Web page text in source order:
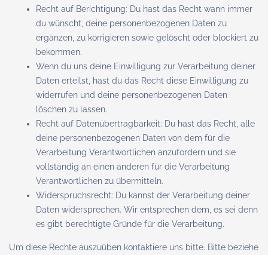
Recht auf Berichtigung: Du hast das Recht wann immer
du wünscht, deine personenbezogenen Daten zu
ergänzen, zu korrigieren sowie gelöscht oder blockiert zu
bekommen.
Wenn du uns deine Einwilligung zur Verarbeitung deiner
Daten erteilst, hast du das Recht diese Einwilligung zu
widerrufen und deine personenbezogenen Daten
löschen zu lassen.
Recht auf Datenübertragbarkeit: Du hast das Recht, alle
deine personenbezogenen Daten von dem für die
Verarbeitung Verantwortlichen anzufordern und sie
vollständig an einen anderen für die Verarbeitung
Verantwortlichen zu übermitteln.
Widerspruchsrecht: Du kannst der Verarbeitung deiner
Daten widersprechen. Wir entsprechen dem, es sei denn
es gibt berechtigte Gründe für die Verarbeitung.
Um diese Rechte auszuüben kontaktiere uns bitte. Bitte beziehe